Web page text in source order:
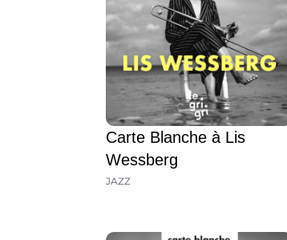
Carte Blanche à Lis
Wessberg
JAZZ